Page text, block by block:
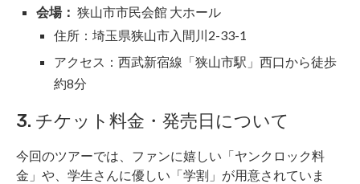
会場： 狭山市市民会館 大ホール
住所：埼玉県狭山市入間川2-33-1
アクセス：西武新宿線「狭山市駅」西口から徒歩
約8分
3. チケット料金・発売日について
今回のツアーでは、ファンに嬉しい「ヤンクロック料
金」や、学生さんに優しい「学割」が用意されていま